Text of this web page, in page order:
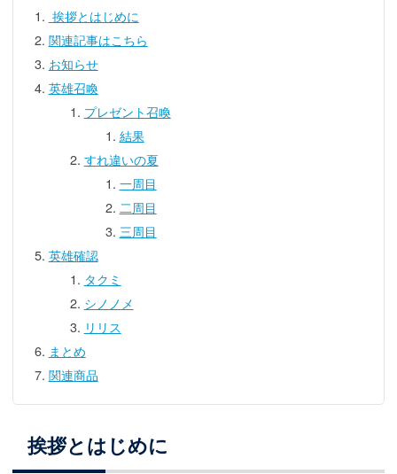
挨拶とはじめに
関連記事はこちら
お知らせ
英雄召喚
プレゼント召喚
結果
すれ違いの夏
一周目
二周目
三周目
英雄確認
タクミ
シノノメ
リリス
まとめ
関連商品
挨拶とはじめに